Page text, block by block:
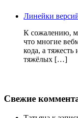
Линейки
К сожалению,
что многие
кода, а
тяжёлых […]
Свежие